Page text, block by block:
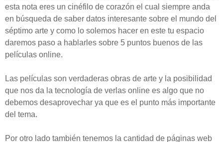
esta nota eres un cinéfilo de corazón el cual siempre anda
en búsqueda de saber datos interesante sobre el mundo del
séptimo arte y como lo solemos hacer en este tu espacio
daremos paso a hablarles sobre 5 puntos buenos de las
películas online.
Las películas son verdaderas obras de arte y la posibilidad
que nos da la tecnología de verlas online es algo que no
debemos desaprovechar ya que es el punto más importante
del tema.
Por otro lado también tenemos la cantidad de páginas web